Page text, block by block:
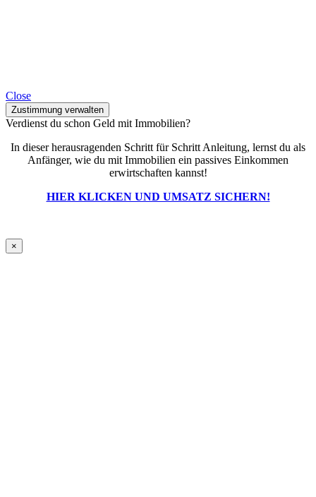
Close
Zustimmung verwalten
Verdienst du schon Geld mit Immobilien?
In dieser herausragenden Schritt für Schritt Anleitung, lernst du als
Anfänger, wie du mit Immobilien ein passives Einkommen
erwirtschaften kannst!
HIER KLICKEN UND UMSATZ SICHERN!
×